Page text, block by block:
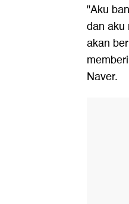
"Aku
dan aku
akan
Naver.